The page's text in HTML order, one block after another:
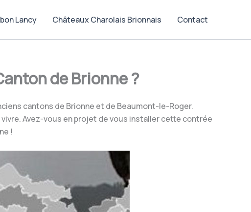
Lancy Châteaux Charolais Brionnais Contact
de Brionne ?
cantons de Brionne et de Beaumont-le-Roger.
Avez-vous en projet de vous installer cette contrée
!